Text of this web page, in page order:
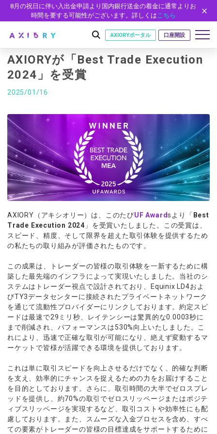
8月の祝日に伴い入出金申請より国内銀行送金の着金に通常よりお
時間を要する可能性がございます。詳しくはこちら
はじめに
ライセンス
安全性
取引商品
FX（通貨ペア）
現物株式
ETF
株式CFD
株価指数CFD
エネルギーCFD
貴金属CFD
ソフトコモディティCFD
NEW
取引条件
スプレッド・手数料
ゼロカットとロスカット
スワップとロールオーバー
入出金方法
レバレッジ
NEW
約定率
取引計算シミュレーター
経済指標・予測カレンダー
休眠口座と凍結口座
口座
口座の種類
口座タイプ
法人のお客様
ゼロ口座
NEW
ウォレット口座
NEW
口座開設
口座開設フォーム
必要書類
開設方法
プラットフォーム
プラットフォーム
MT5
MT4
cTrader
AXIORYアプリ
AXIORYポータル
ツール
MT4/MT5 ヒストリカルデータ
EA(エキスパートアドバイザー)
カスタムインジケーター
日本時間表示インジケータ
ストライク インジケータ
通貨インデックス
パートナー
パートナーシップ・プログラム
イントロデュース・パートナープログラム（IP）
特別・VIPプログラム
NEW
ニュース
お知らせ
マーケットニュース
コーポレートニュース
キャンペーン
トレードガイド
NEW
企業情報
会社概要
お問合せ
よくあるご質問
日本語
عربى
English
Русский
Español
ไทย
Tiếng Việt
口座開設する
デモ口座を開設する
法人のお客様はこちら
AXIORYポータル 口座開設
AXIORYが「Best Trade Execution
2024」を受賞
2025/01/16
AXIORY（アキシオリー）は、このたびUF Awardsより「 Best
Trade Execution 2024 」を受賞いたしました。この受賞は、
スピード、精度、そして限界を超えた取引体験を提供するため
の私たちの取り組みが評価されたものです。
この成果は、トレーダーの皆様の取引体験を一新するために構
築した最先端のインフラによって実現いたしました。当社のシ
ステムはトレーダー視点で設計されており、Equinix LD4およ
びTY3データセンターに接続されたプライベートネットワーク
を通じて流動性プロバイダーにリンクしております。約定スピ
ードは最速で29ミリ秒、レイテンシーは驚異的な0.0003秒に
まで削減され、パフォーマンスは530%向上いたしました。こ
れにより、迅速で正確な取引が可能になり、絶えず変動するマ
ーケットで皆様が活躍できる環境を提供しております。
これは単に取引スピードを向上させるだけでなく、的確な判断
を支え、効率的にチャンスを捉えるための力をお届けすること
を目的としております。さらに、取引時間の大半でゼロスプレ
ッドを提供し、約70%の取引でゼロスリッページまたはポジテ
ィブスリッページを実現するなど、取引コストや効率性にも配
慮しております。また、スムーズな入金プロセスを含め、すべ
ての要素がトレーダーの皆様の目標達成をサポートするために